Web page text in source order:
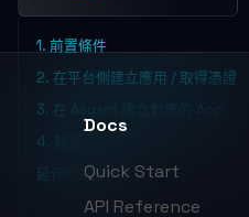
1. 前置條件
2. 在平台側建立應用 / 取得憑證
3. 在 Asgard 建立對應的 App
4. 驗證 / 測試
延伸閱讀
Docs
Quick Start
API Reference